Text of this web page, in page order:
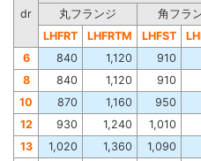
dr
丸フランジ
角フラ
LHFRT
LHFRTM LHFST
6
840 1,120 910
8
840 1,120 910
10
870 1,160 950
12
930 1,240 1,010
13
1,020 1,360 1,090